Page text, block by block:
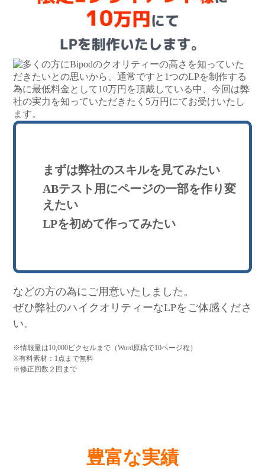
まずは弊社のスキルを見てみたい
ABテスト用にページの一部を作り変
えたい
LPを初めて作ってみたい
などの方の為にご用意いたしました。
ぜひ弊社のハイクオリティーなLPをご体感くださ
い。
※情報量は10,000ピクセルまで（Word原稿で10ページ程）
※有料素材：1点まで無料
※修正回数２回まで
豊富な実績